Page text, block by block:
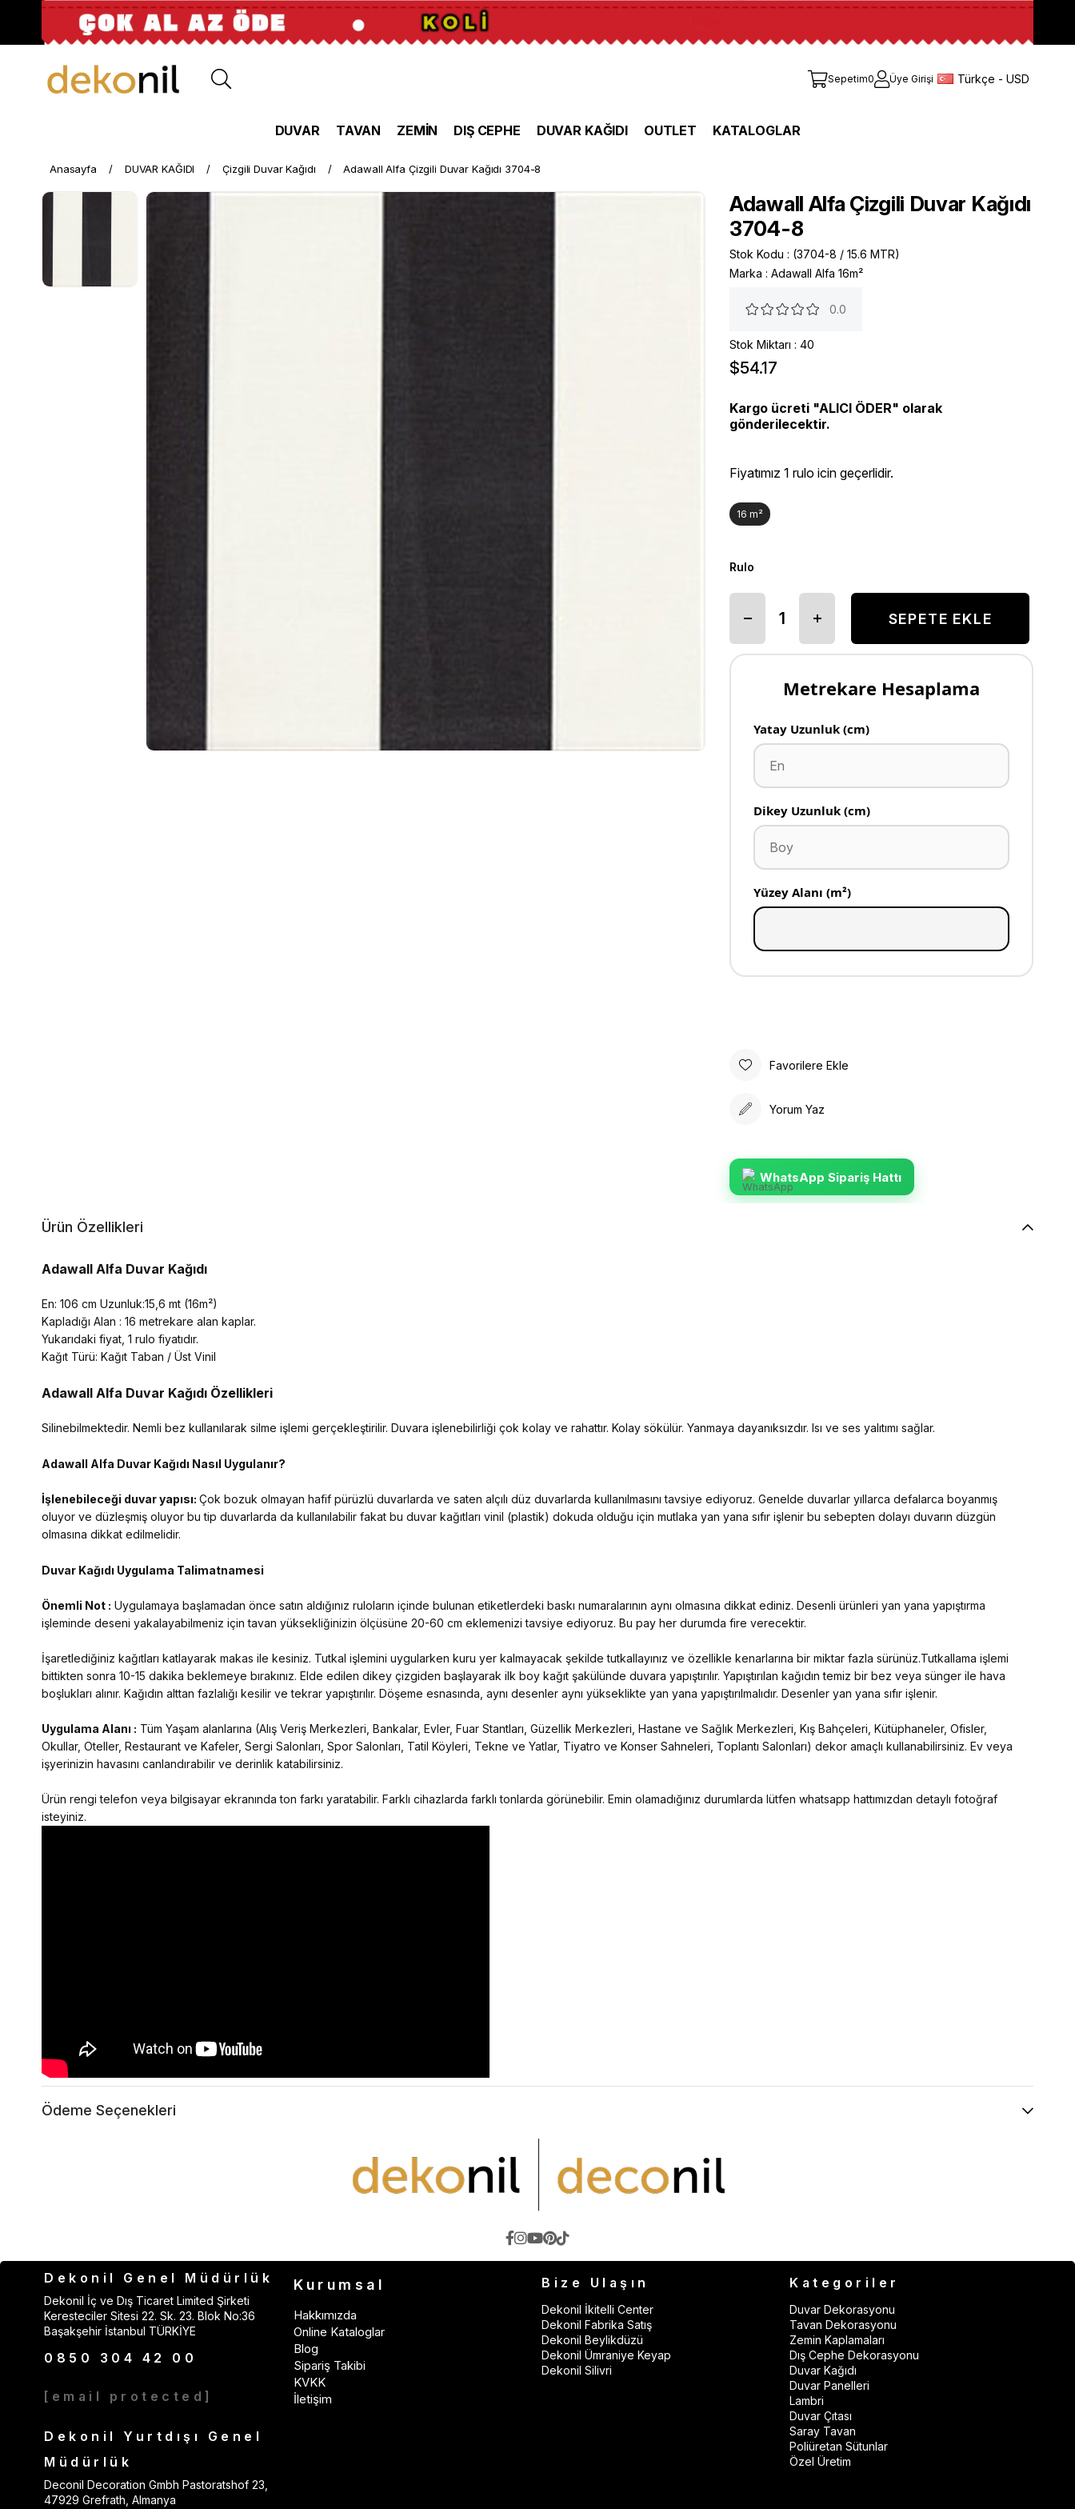
Sepetim0 Üye Girişi Türkçe - USD
DUVAR TAVAN ZEMİN DIŞ CEPHE DUVAR KAĞIDI OUTLET KATALOGLAR
Anasayfa DUVAR KAĞIDI Çizgili Duvar Kağıdı Adawall Alfa Çizgili Duvar Kağıdı 3704-8
Adawall Alfa Çizgili Duvar Kağıdı
3704-8
Stok Kodu
(3704-8 / 15.6 MTR)
Marka : Adawall Alfa 16m²
0.0
Stok Miktarı : 40
$54.17
Kargo ücreti "ALICI ÖDER" olarak
gönderilecektir.
Fiyatımız 1 rulo icin geçerlidir.
16 m²
Rulo
Metrekare Hesaplama
Yatay Uzunluk (cm)
Dikey Uzunluk (cm)
Yüzey Alanı (m²)
Favorilere Ekle
Yorum Yaz
WhatsApp Sipariş Hattı
Ürün Özellikleri
Adawall Alfa Duvar Kağıdı
En: 106 cm Uzunluk:15,6 mt (16m²)
Kapladığı Alan : 16 metrekare alan kaplar.
Yukarıdaki fiyat, 1 rulo fiyatıdır.
Kağıt Türü: Kağıt Taban / Üst Vinil
Adawall Alfa Duvar Kağıdı Özellikleri
Silinebilmektedir. Nemli bez kullanılarak silme işlemi gerçekleştirilir. Duvara işlenebilirliği çok kolay ve rahattır. Kolay sökülür. Yanmaya dayanıksızdır. Isı ve ses yalıtımı sağlar.
Adawall Alfa Duvar Kağıdı Nasıl Uygulanır?
İşlenebileceği duvar yapısı: Çok bozuk olmayan hafif pürüzlü duvarlarda ve saten alçılı düz duvarlarda kullanılmasını tavsiye ediyoruz. Genelde duvarlar yıllarca defalarca boyanmış
oluyor ve düzleşmiş oluyor bu tip duvarlarda da kullanılabilir fakat bu duvar kağıtları vinil (plastik) dokuda olduğu için mutlaka yan yana sıfır işlenir bu sebepten dolayı duvarın düzgün
olmasına dikkat edilmelidir.
Duvar Kağıdı Uygulama Talimatnamesi
Önemli Not : Uygulamaya başlamadan önce satın aldığınız ruloların içinde bulunan etiketlerdeki baskı numaralarının aynı olmasına dikkat ediniz. Desenli ürünleri yan yana yapıştırma
işleminde deseni yakalayabilmeniz için tavan yüksekliğinizin ölçüsüne 20-60 cm eklemenizi tavsiye ediyoruz. Bu pay her durumda fire verecektir.
İşaretlediğiniz kağıtları katlayarak makas ile kesiniz. Tutkal işlemini uygularken kuru yer kalmayacak şekilde tutkallayınız ve özellikle kenarlarına bir miktar fazla sürünüz.Tutkallama işlemi
bittikten sonra 10-15 dakika beklemeye bırakınız. Elde edilen dikey çizgiden başlayarak ilk boy kağıt şakülünde duvara yapıştırılır. Yapıştırılan kağıdın temiz bir bez veya sünger ile hava
boşlukları alınır. Kağıdın alttan fazlalığı kesilir ve tekrar yapıştırılır. Döşeme esnasında, aynı desenler aynı yükseklikte yan yana yapıştırılmalıdır. Desenler yan yana sıfır işlenir.
Uygulama Alanı : Tüm Yaşam alanlarına (Alış Veriş Merkezleri, Bankalar, Evler, Fuar Stantları, Güzellik Merkezleri, Hastane ve Sağlık Merkezleri, Kış Bahçeleri, Kütüphaneler, Ofisler,
Okullar, Oteller, Restaurant ve Kafeler, Sergi Salonları, Spor Salonları, Tatil Köyleri, Tekne ve Yatlar, Tiyatro ve Konser Sahneleri, Toplantı Salonları) dekor amaçlı kullanabilirsiniz. Ev veya
işyerinizin havasını canlandırabilir ve derinlik katabilirsiniz.
Ürün rengi telefon veya bilgisayar ekranında ton farkı yaratabilir. Farklı cihazlarda farklı tonlarda görünebilir. Emin olamadığınız durumlarda lütfen whatsapp hattımızdan detaylı fotoğraf
isteyiniz.
Ödeme Seçenekleri
Dekonil Genel Müdürlük
Dekonil İç ve Dış Ticaret Limited Şirketi
Keresteciler Sitesi 22. Sk. 23. Blok No:36
Başakşehir İstanbul TÜRKİYE
0850 304 42 00
[email protected]
Dekonil Yurtdışı Genel
Müdürlük
Deconil Decoration Gmbh Pastoratshof 23,
47929 Grefrath, Almanya
Kurumsal
Hakkımızda
Online Kataloglar
Blog
Sipariş Takibi
KVKK
İletişim
Bize Ulaşın
Dekonil İkitelli Center
Dekonil Fabrika Satış
Dekonil Beylikdüzü
Dekonil Ümraniye Keyap
Dekonil Silivri
Kategoriler
Duvar Dekorasyonu
Tavan Dekorasyonu
Zemin Kaplamaları
Dış Cephe Dekorasyonu
Duvar Kağıdı
Duvar Panelleri
Lambri
Duvar Çıtası
Saray Tavan
Poliüretan Sütunlar
Özel Üretim